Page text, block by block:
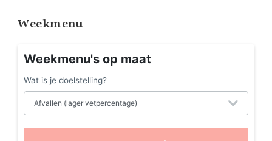
Weekmenu
Weekmenu's op maat
Wat is je doelstelling?